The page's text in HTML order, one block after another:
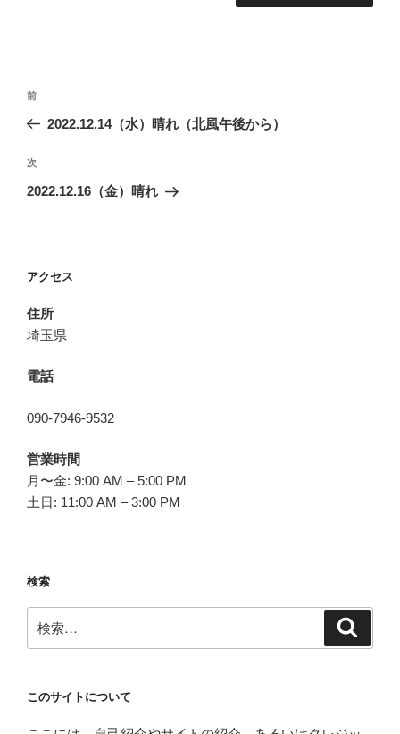
投
ビ
ゲ
ン
前
の
稿
前
2022.12.14（水）晴れ（北風午後から）
次
の
次
2022.12.16（金）晴れ
アクセス
住所
埼玉県
電話
090-7946-9532
営業時間
月〜金: 9:00 AM – 5:00 PM
土日: 11:00 AM – 3:00 PM
検索
索:
このサイトについて